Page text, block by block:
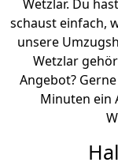
Wetzlar. Du
schaust einfach,
unsere
Wetzlar
Angebot?
Minuten ein